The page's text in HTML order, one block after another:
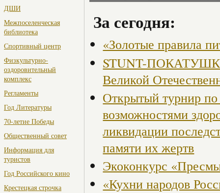
ДШИ
Межпоселенческая
библиотека
Спортивный центр
Физкультурно-
оздоровительный
комплекс
Регламенты
Год Литературы
70-летие Победы
Общественный совет
Информация для
туристов
Год Российского кино
Крестецкая строчка
За сегодня:
«Золотые правила
STUNT-
Великой
Открытый турнир
возможностями
ликвидации
памяти их жертв
Экоконкурс
«Кухни народов